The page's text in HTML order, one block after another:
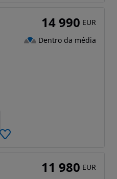
14 990 EUR
Dentro da média
11 980 EUR